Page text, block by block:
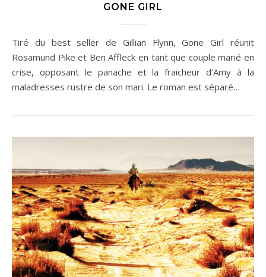
GONE GIRL
Tiré du best seller de Gillian Flynn, Gone Girl réunit
Rosamund Pike et Ben Affleck en tant que couple marié en
crise, opposant le panache et la fraicheur d’Amy à la
maladresses rustre de son mari. Le roman est séparé…